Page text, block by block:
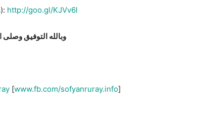
http://goo.gl/KJVv6l
وبالله التوفيق
[www.fb.com/sofyanruray.info]